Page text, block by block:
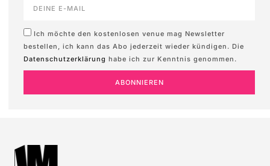
Ich möchte den kostenlosen venue mag Newsletter
bestellen, ich kann das Abo jederzeit wieder kündigen. Die
Datenschutzerklärung habe ich zur Kenntnis genommen.
ABONNIEREN